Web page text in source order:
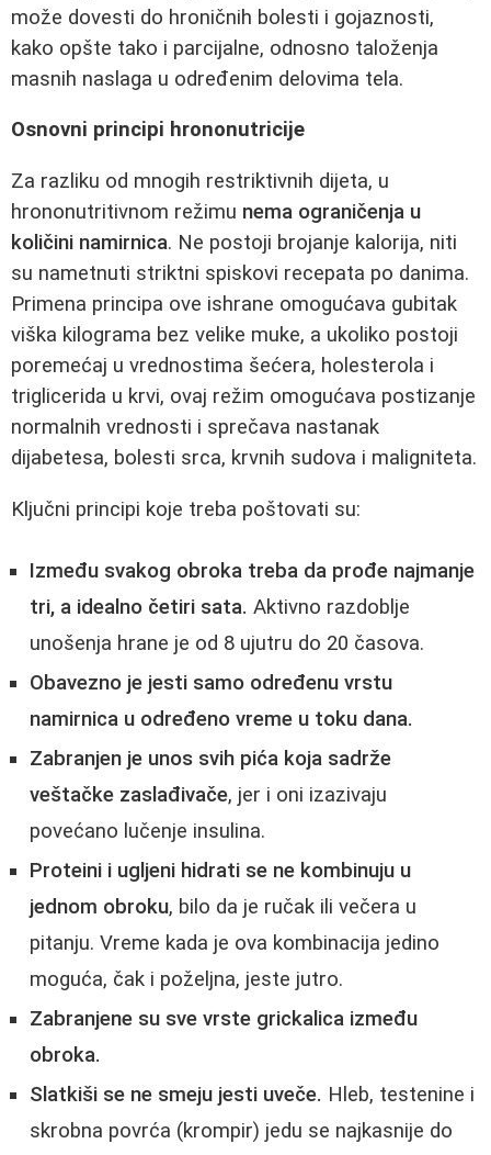
može dovesti do hroničnih bolesti i gojaznosti,
kako opšte tako i parcijalne, odnosno taloženja
masnih naslaga u određenim delovima tela.
Osnovni principi hrononutricije
Za razliku od mnogih restriktivnih dijeta, u
hrononutritivnom režimu nema ograničenja u
količini namirnica. Ne postoji brojanje kalorija, niti
su nametnuti striktni spiskovi recepata po danima.
Primena principa ove ishrane omogućava gubitak
viška kilograma bez velike muke, a ukoliko postoji
poremećaj u vrednostima šećera, holesterola i
triglicerida u krvi, ovaj režim omogućava postizanje
normalnih vrednosti i sprečava nastanak
dijabetesa, bolesti srca, krvnih sudova i maligniteta.
Ključni principi koje treba poštovati su:
Između svakog obroka treba da prođe najmanje
tri, a idealno četiri sata. Aktivno razdoblje
unošenja hrane je od 8 ujutru do 20 časova.
Obavezno je jesti samo određenu vrstu
namirnica u određeno vreme u toku dana.
Zabranjen je unos svih pića koja sadrže
veštačke zaslađivače, jer i oni izazivaju
povećano lučenje insulina.
Proteini i ugljeni hidrati se ne kombinuju u
jednom obroku, bilo da je ručak ili večera u
pitanju. Vreme kada je ova kombinacija jedino
moguća, čak i poželjna, jeste jutro.
Zabranjene su sve vrste grickalica između
obroka.
Slatkiši se ne smeju jesti uveče. Hleb, testenine i
skrobna povrća (krompir) jedu se najkasnije do